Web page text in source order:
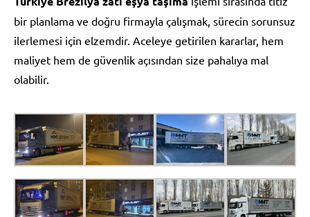
bir planlama ve doğru firmayla çalışmak, sürecin sorunsuz
ilerlemesi için elzemdir. Aceleye getirilen kararlar, hem
maliyet hem de güvenlik açısından size pahalıya mal
olabilir.